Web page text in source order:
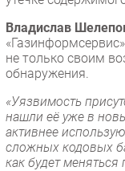
IT класс
Тестовый стенд
Каталог
Владислав
не только своим
обнаружения.
«Уязвимость
нашли её уже в
активнее
сложных кодовых
как будет